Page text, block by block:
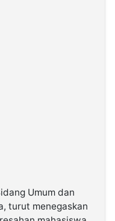
Umum dan
turut menegaskan